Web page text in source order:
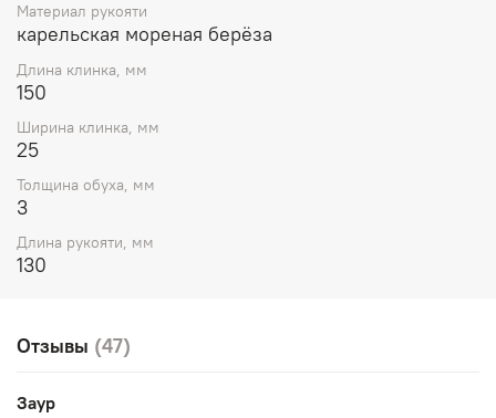
Материал рукояти
карельская мореная берёза
Длина клинка, мм
150
Ширина клинка, мм
25
Толщина обуха, мм
3
Длина рукояти, мм
130
Отзывы (47)
Заур